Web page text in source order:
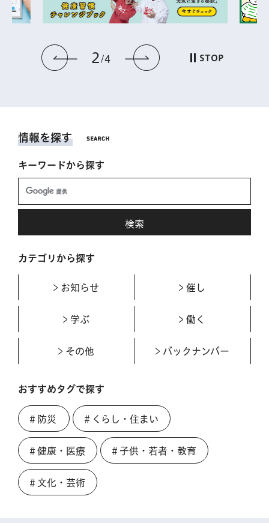
前のスライドを表示
2 4 次のスライドを表
STOP
情報を探す
キーワードから探す
カテゴリから探す
お知らせ 催し
学ぶ 働く
その他 バックナンバー
おすすめタグで探す
＃防災 ＃くらし・住まい
＃健康・医療 ＃子供・若者・教育
＃文化・芸術